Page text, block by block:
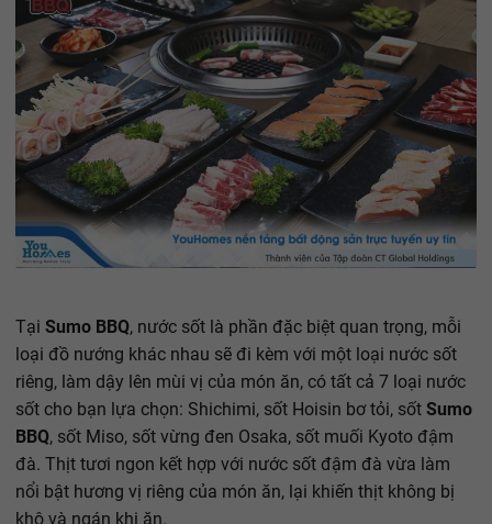
Tại Sumo BBQ, nước sốt là phần đặc biệt quan trọng, mỗi
loại đồ nướng khác nhau sẽ đi kèm với một loại nước sốt
riêng, làm dậy lên mùi vị của món ăn, có tất cả 7 loại nước
sốt cho bạn lựa chọn: Shichimi, sốt Hoisin bơ tỏi, sốt Sumo
BBQ, sốt Miso, sốt vừng đen Osaka, sốt muối Kyoto đậm
đà. Thịt tươi ngon kết hợp với nước sốt đậm đà vừa làm
nổi bật hương vị riêng của món ăn, lại khiến thịt không bị
khô và ngán khi ăn.